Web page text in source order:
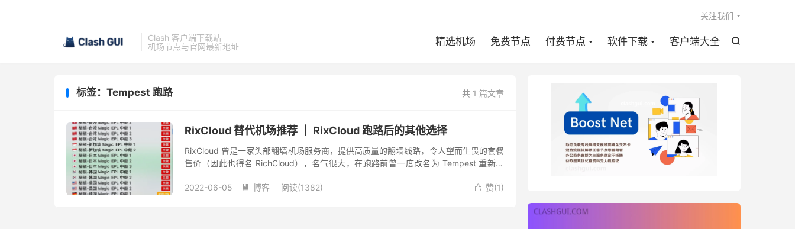
Clash 客户端下载站
机场节点与官网最新地址

精选机场 免费节点 付费节点 软件下载 客户端大全
关注我们
共 1 篇文章
标签：Tempest 跑路
RixCloud 替代机场推荐 ｜ RixCloud 跑路后的其他选择
RixCloud 曾是一家头部翻墙机场服务商，提供高质量的翻墙线路，令人望而生畏的套餐
售价（因此也得名 RichCloud），名气很大，在跑路前曾一度改名为 Tempest 重新运
 赞(1)
2022-06-05  博客 阅读(1382)